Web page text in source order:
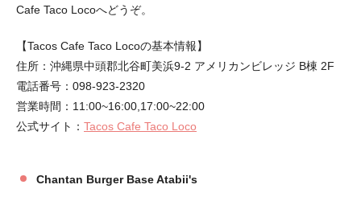
Cafe Taco Locoへどうぞ。
【Tacos Cafe Taco Locoの基本情報】
住所：沖縄県中頭郡北谷町美浜9-2 アメリカンビレッジ B棟 2F
電話番号：098-923-2320
営業時間：11:00~16:00,17:00~22:00
公式サイト： Tacos Cafe Taco Loco
Chantan Burger Base Atabii's